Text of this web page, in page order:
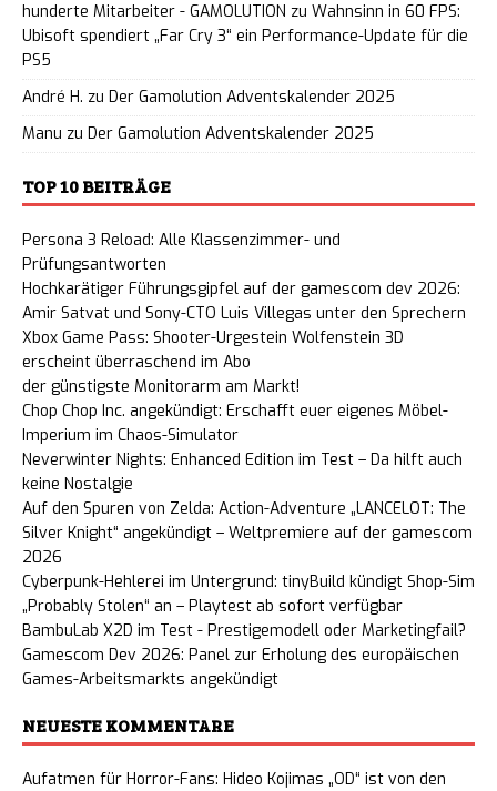
hunderte Mitarbeiter - GAMOLUTION zu Wahnsinn in 60 FPS:
Ubisoft spendiert „Far Cry 3“ ein Performance-Update für die
PS5
André H. zu Der Gamolution Adventskalender 2025
Manu zu Der Gamolution Adventskalender 2025
TOP 10 BEITRÄGE
Persona 3 Reload: Alle Klassenzimmer- und
Prüfungsantworten
Hochkarätiger Führungsgipfel auf der gamescom dev 2026:
Amir Satvat und Sony-CTO Luis Villegas unter den Sprechern
Xbox Game Pass: Shooter-Urgestein Wolfenstein 3D
erscheint überraschend im Abo
der günstigste Monitorarm am Markt!
Chop Chop Inc. angekündigt: Erschafft euer eigenes Möbel-
Imperium im Chaos-Simulator
Neverwinter Nights: Enhanced Edition im Test – Da hilft auch
keine Nostalgie
Auf den Spuren von Zelda: Action-Adventure „LANCELOT: The
Silver Knight“ angekündigt – Weltpremiere auf der gamescom
2026
Cyberpunk-Hehlerei im Untergrund: tinyBuild kündigt Shop-Sim
„Probably Stolen“ an – Playtest ab sofort verfügbar
BambuLab X2D im Test - Prestigemodell oder Marketingfail?
Gamescom Dev 2026: Panel zur Erholung des europäischen
Games-Arbeitsmarkts angekündigt
NEUESTE KOMMENTARE
Aufatmen für Horror-Fans: Hideo Kojimas „OD“ ist von den